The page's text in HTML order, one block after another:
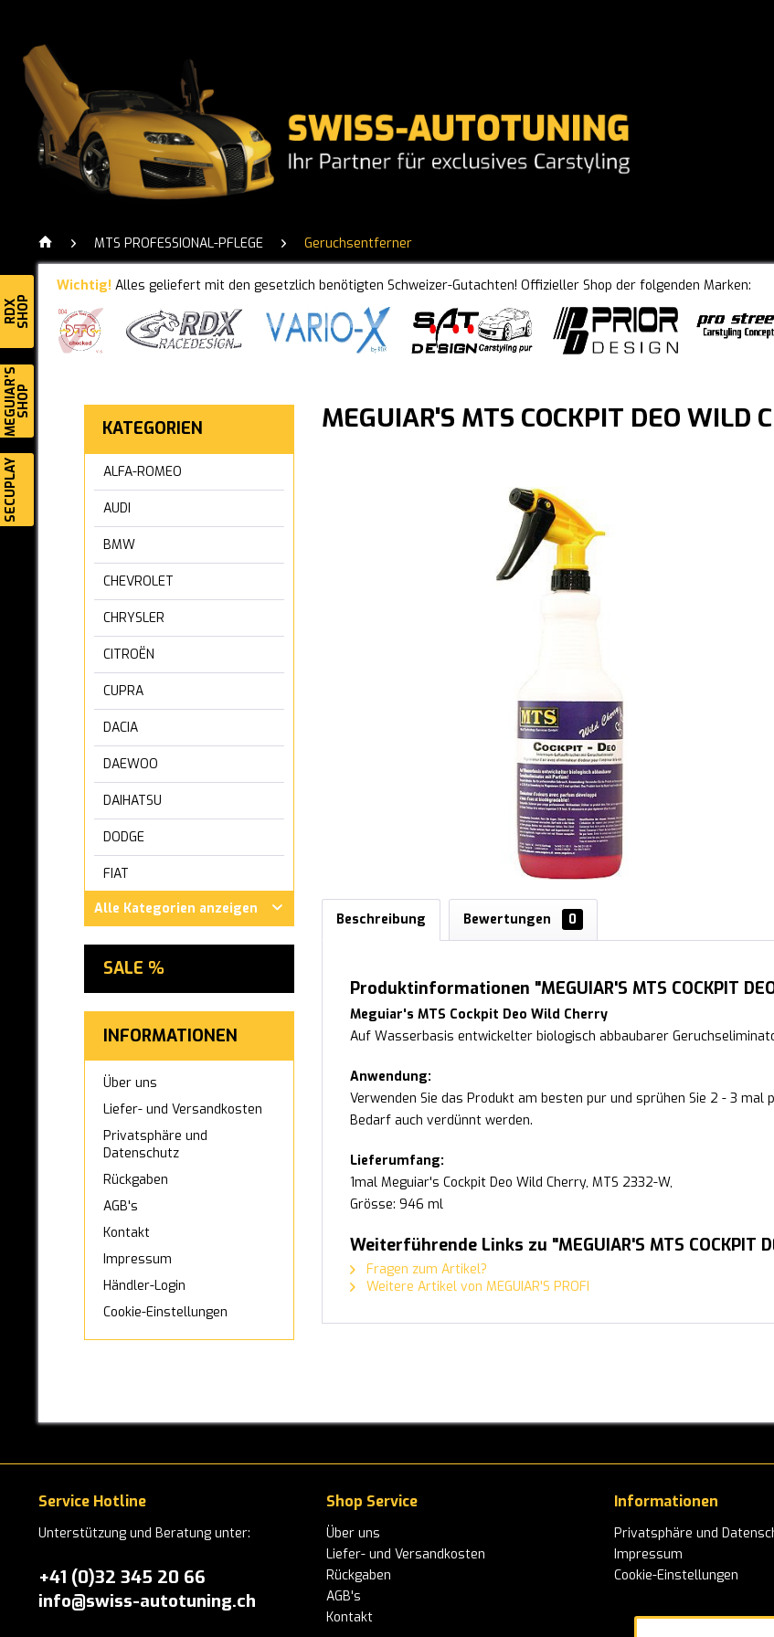
RDXSHOP
MEGUIAR'SSHOP
SECUPLAY
MTS PROFESSIONAL-PFLEGE Geruchsentferner
Wichtig! Alles geliefert mit den gesetzlich benötigten Schweizer-Gutachten! Offizieller Shop der folgenden Marken:
KATEGORIEN
ALFA-ROMEO
AUDI
BMW
CHEVROLET
CHRYSLER
CITROËN
CUPRA
DACIA
DAEWOO
DAIHATSU
DODGE
FIAT
FORD
GWM ORA
IVECO
JAGUAR
LEXUS
MAN
MAZDA
MITSUBISHI
OPEL
PEUGEOT
PORSCHE
RANGE-ROVER
Alle Kategorien anzeigen
SALE %
INFORMATIONEN
Über uns
Liefer- und Versandkosten
Privatsphäre und
Datenschutz
Rückgaben
AGB's
Kontakt
Impressum
Händler-Login
Cookie-Einstellungen
MEGUIAR'S MTS COCKPIT DEO WILD
Beschreibung Bewertungen 0
Produktinformationen "MEGUIAR'S MTS COCKPIT
Meguiar's MTS Cockpit Deo Wild Cherry
Auf Wasserbasis entwickelter biologisch abbaubarer
Anwendung:
Verwenden Sie das Produkt am besten pur und sprühen Sie 2 - 3 mal
Bedarf auch verdünnt werden.
Lieferumfang:
1mal Meguiar's Cockpit Deo Wild Cherry, MTS 2332-W,
Grösse: 946 ml
Weiterführende Links zu "MEGUIAR'S MTS COCKPIT
Fragen zum Artikel?
Weitere Artikel von MEGUIAR'S PROFI
Service Hotline
Unterstützung und Beratung unter:
+41 (0)32 345 20 66
info@swiss-autotuning.ch
Shop Service
Über uns
Liefer- und Versandkosten
Rückgaben
AGB's
Kontakt
Informationen
Privatsphäre und
Impressum
Cookie-Einstellungen